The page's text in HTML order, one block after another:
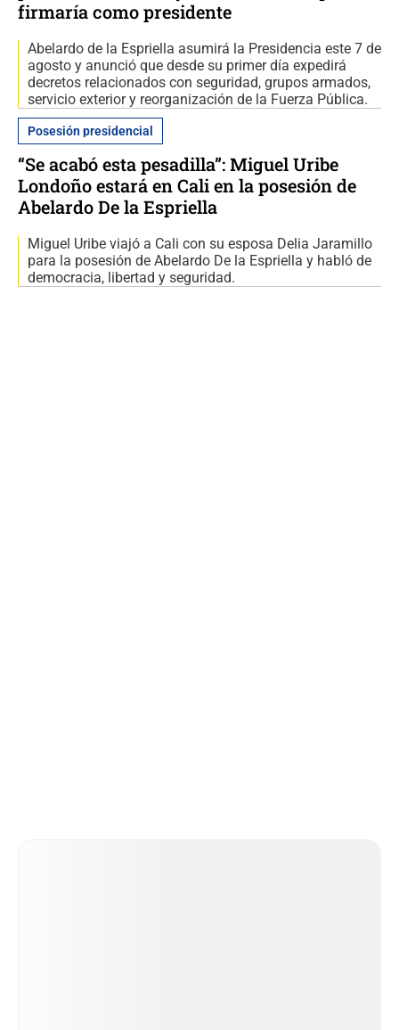
firmaría como presidente
Abelardo de la Espriella asumirá la Presidencia este 7 de
agosto y anunció que desde su primer día expedirá
decretos relacionados con seguridad, grupos armados,
servicio exterior y reorganización de la Fuerza Pública.
Posesión presidencial
“Se acabó esta pesadilla”: Miguel Uribe
Londoño estará en Cali en la posesión de
Abelardo De la Espriella
Miguel Uribe viajó a Cali con su esposa Delia Jaramillo
para la posesión de Abelardo De la Espriella y habló de
democracia, libertad y seguridad.